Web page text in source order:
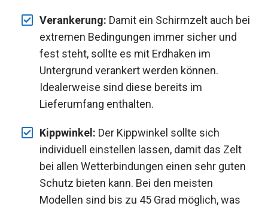
Verankerung: Damit ein Schirmzelt auch bei
extremen Bedingungen immer sicher und
fest steht, sollte es mit Erdhaken im
Untergrund verankert werden können.
Idealerweise sind diese bereits im
Lieferumfang enthalten.
Kippwinkel: Der Kippwinkel sollte sich
individuell einstellen lassen, damit das Zelt
bei allen Wetterbindungen einen sehr guten
Schutz bieten kann. Bei den meisten
Modellen sind bis zu 45 Grad möglich, was